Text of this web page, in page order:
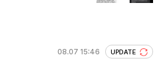
08.07 15:46 UPDATE